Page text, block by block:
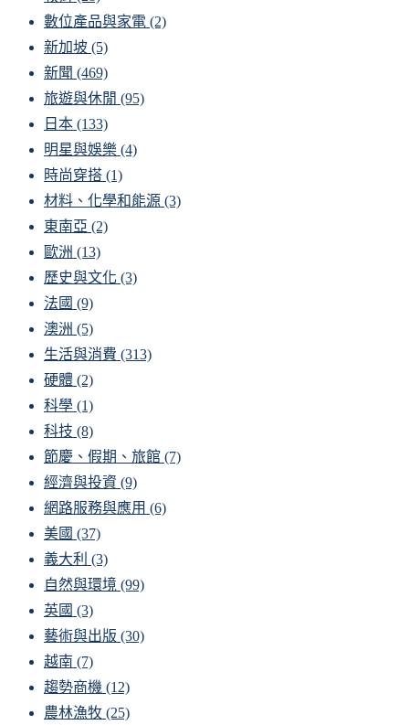
數位產品與家電 (2)
新加坡 (5)
新聞 (469)
旅遊與休閒 (95)
日本 (133)
明星與娛樂 (4)
時尚穿搭 (1)
材料、化學和能源 (3)
東南亞 (2)
歐洲 (13)
歷史與文化 (3)
法國 (9)
澳洲 (5)
生活與消費 (313)
硬體 (2)
科學 (1)
科技 (8)
節慶、假期、旅館 (7)
經濟與投資 (9)
網路服務與應用 (6)
美國 (37)
義大利 (3)
自然與環境 (99)
英國 (3)
藝術與出版 (30)
越南 (7)
趨勢商機 (12)
農林漁牧 (25)